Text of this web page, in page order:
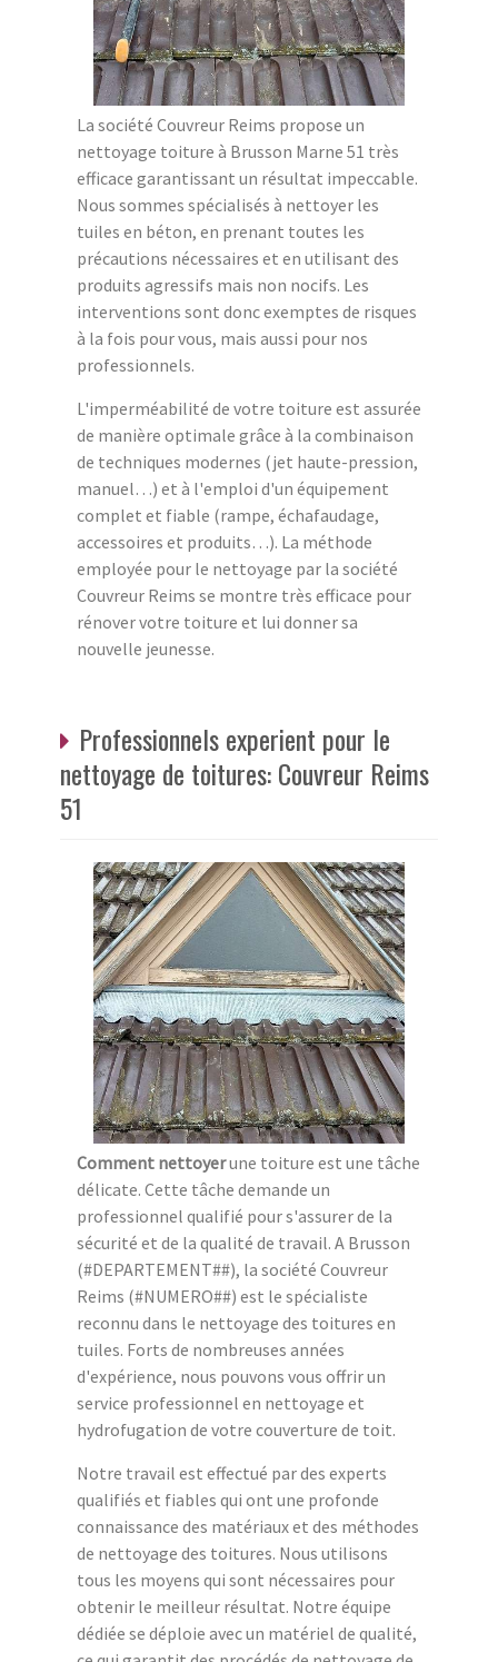
La société Couvreur Reims propose un
nettoyage toiture à Brusson Marne 51 très
efficace garantissant un résultat impeccable.
Nous sommes spécialisés à nettoyer les
tuiles en béton, en prenant toutes les
précautions nécessaires et en utilisant des
produits agressifs mais non nocifs. Les
interventions sont donc exemptes de risques
à la fois pour vous, mais aussi pour nos
professionnels.
L'imperméabilité de votre toiture est assurée
de manière optimale grâce à la combinaison
de techniques modernes (jet haute-pression,
manuel…) et à l'emploi d'un équipement
complet et fiable (rampe, échafaudage,
accessoires et produits…). La méthode
employée pour le nettoyage par la société
Couvreur Reims se montre très efficace pour
rénover votre toiture et lui donner sa
nouvelle jeunesse.
Professionnels experient pour le
nettoyage de toitures: Couvreur Reims
51
Comment nettoyerune toiture est une tâche
délicate. Cette tâche demande un
professionnel qualifié pour s'assurer de la
sécurité et de la qualité de travail. A Brusson
(#DEPARTEMENT##), la société Couvreur
Reims (#NUMERO##) est le spécialiste
reconnu dans le nettoyage des toitures en
tuiles. Forts de nombreuses années
d'expérience, nous pouvons vous offrir un
service professionnel en nettoyage et
hydrofugation de votre couverture de toit.
Notre travail est effectué par des experts
qualifiés et fiables qui ont une profonde
connaissance des matériaux et des méthodes
de nettoyage des toitures. Nous utilisons
tous les moyens qui sont nécessaires pour
obtenir le meilleur résultat. Notre équipe
dédiée se déploie avec un matériel de qualité,